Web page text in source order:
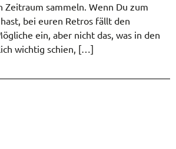
Zeitraum sammeln. Wenn Du zum
bei euren Retros fällt den
ein, aber nicht das, was in den
wichtig schien, […]